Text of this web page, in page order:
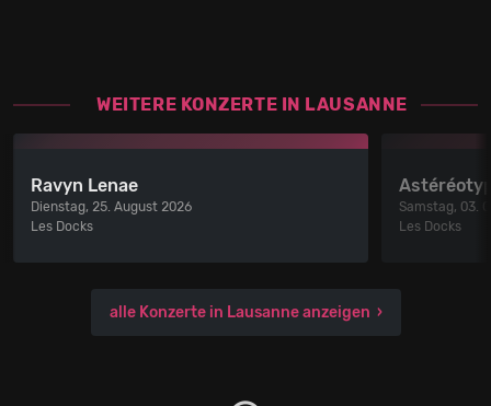
WEITERE KONZERTE IN LAUSANNE
Ravyn Lenae
Dienstag, 25. August 2026
Les Docks
Samstag, 03.
Les Docks
alle Konzerte in Lausanne anzeigen